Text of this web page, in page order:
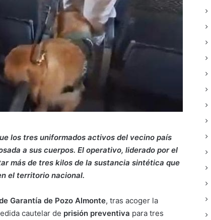
los tres uniformados activos del vecino país
a sus cuerpos. El operativo, liderado por el
más de tres kilos de la sustancia sintética que
el territorio nacional.
Garantía de Pozo Almonte, tras acoger la
cautelar de prisión preventiva para tres